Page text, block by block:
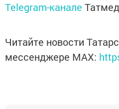
Telegram-канале
Читайте новости
мессенджере MАХ: